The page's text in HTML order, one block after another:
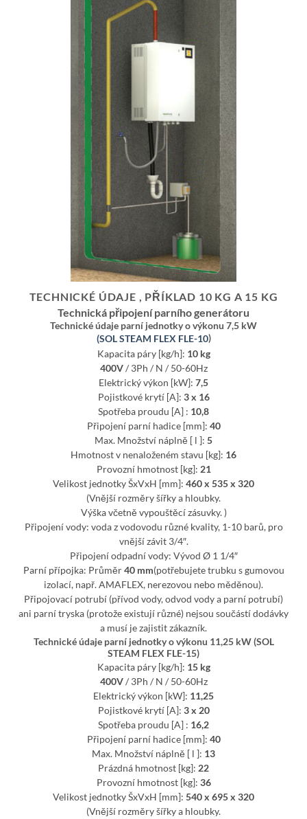
TECHNICKÉ ÚDAJE , PŘÍKLAD 10 KG A 15 KG
Technická připojení parního generátoru
Technické údaje parní jednotky o výkonu 7,5 kW
(SOL STEAM FLEX FLE-10)
Kapacita páry [kg/h]: 10 kg
400V/ 3Ph / N / 50-60Hz
Elektrický výkon [kW]: 7,5
Pojistkové krytí [A]: 3 x 16
Spotřeba proudu [A] : 10,8
Připojení parní hadice [mm]: 40
Max. Množství náplně [ l ]: 5
Hmotnost v nenaloženém stavu [kg]: 16
Provozní hmotnost [kg]: 21
Velikost jednotky ŠxVxH [mm]: 460 x 535 x 320
(Vnější rozměry šířky a hloubky.
Výška včetně vypouštěcí zásuvky. )
Připojení vody: voda z vodovodu různé kvality, 1-10 barů, pro
vnější závit 3/4″.
Připojení odpadní vody: Vývod Ø 1 1/4″
Parní přípojka: Průměr40 mm(potřebujete trubku s gumovou
izolací, např. AMAFLEX, nerezovou nebo měděnou).
Připojovací potrubí (přívod vody, odvod vody a parní potrubí)
ani parní tryska (protože existují různé) nejsou součástí dodávky
a musí je zajistit zákazník.
Technické údaje parní jednotky o výkonu 11,25 kW (SOL
STEAM FLEX FLE-15)
Kapacita páry [kg/h]: 15 kg
400V/ 3Ph / N / 50-60Hz
Elektrický výkon [kW]: 11,25
Pojistkové krytí [A]: 3 x 20
Spotřeba proudu [A] : 16,2
Připojení parní hadice [mm]: 40
Max. Množství náplně [ l ]: 13
Prázdná hmotnost [kg]: 22
Provozní hmotnost [kg]: 36
Velikost jednotky ŠxVxH [mm]: 540 x 695 x 320
(Vnější rozměry šířky a hloubky.